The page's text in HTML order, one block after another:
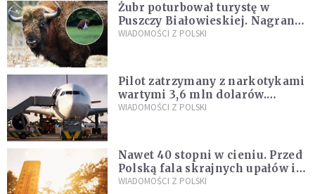
Żubr poturbował turystę w
Puszczy Białowieskiej. Nagranie
daje do myślenia
WIADOMOŚCI Z POLSKI
Pilot zatrzymany z narkotykami
wartymi 3,6 mln dolarów.
Śledczy podejrzewają, że latał
WIADOMOŚCI Z POLSKI
Nawet 40 stopni w cieniu. Przed
Polską fala skrajnych upałów i
gwałtowne burze
WIADOMOŚCI Z POLSKI